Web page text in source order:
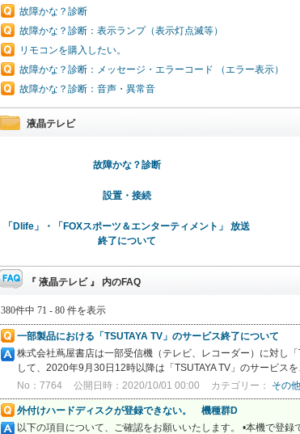
故障かな？診断
故障かな？診断：表示ランプ（表示灯点滅等）
リモコンを購入したい。
故障かな？診断：メッセージ・エラーコード （エラー表示）
故障かな？診断：音声・異常音
液晶テレビ
故障かな？診断
設置・接続
「Dlife」・「FOXスポーツ＆エンターティメント」 放送
終了について
『 液晶テレビ 』 内のFAQ
380件中 71 - 80 件を表示
一部製品における「TSUTAYA TV」のサービス終了について
株式会社蔦屋書店は一部受信機（テレビ、レコーダー）に対し
して、2020年9月30日12時以降は「TSUTAYA TV」のサービス
No：7764 公開日時：2020/10/01 00:00 カテゴリー： その他
外付けハードディスクが登録できない。 機種群D
以下の項目について、ご確認をお願いいたします。 •本機で登